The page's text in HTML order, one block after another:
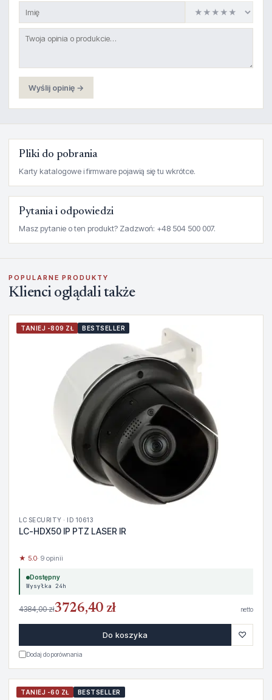
Wyślij opinię →
Pliki do pobrania
Karty katalogowe i firmware pojawią się tu wkrótce.
Pytania i odpowiedzi
Masz pytanie o ten produkt? Zadzwoń: +48 504 500 007.
POPULARNE PRODUKTY
Klienci oglądali także
TANIEJ -809 ZŁ BESTSELLER
LC SECURITY · ID 10613
LC-HDX50 IP PTZ LASER IR
★ 5.0· 9 opinii
Dostępny
Wysyłka 24h
4384,00 zł3726,40 zł netto
Do koszyka ♡
Dodaj do porównania
TANIEJ -60 ZŁ BESTSELLER